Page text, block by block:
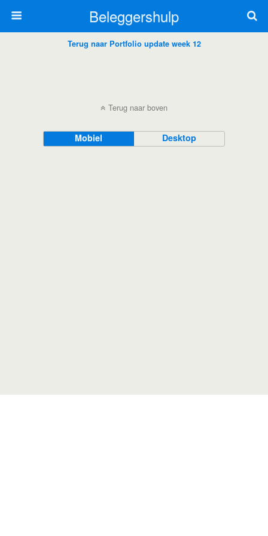
Beleggershulp
Terug naar Portfolio update week 12
Terug naar boven
Mobiel Desktop